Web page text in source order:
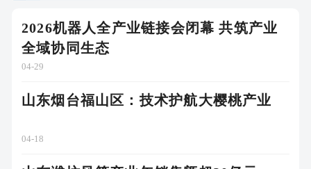
2026机器人全产业链接会闭幕 共筑产业
全域协同生态
04-29
山东烟台福山区：技术护航大樱桃产业
04-18